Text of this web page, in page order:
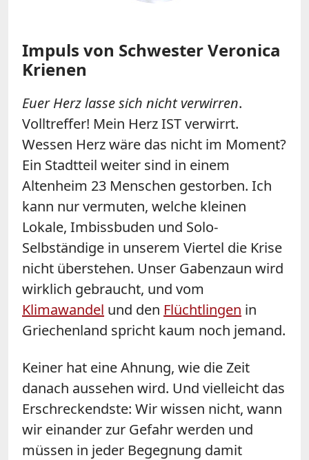
Impuls von Schwester Veronica
Krienen
Euer Herz lasse sich nicht verwirren.
Volltreffer! Mein Herz IST verwirrt.
Wessen Herz wäre das nicht im Moment?
Ein Stadtteil weiter sind in einem
Altenheim 23 Menschen gestorben. Ich
kann nur vermuten, welche kleinen
Lokale, Imbissbuden und Solo-
Selbständige in unserem Viertel die Krise
nicht überstehen. Unser Gabenzaun wird
wirklich gebraucht, und vom
Klimawandel und den Flüchtlingen in
Griechenland spricht kaum noch jemand.
Keiner hat eine Ahnung, wie die Zeit
danach aussehen wird. Und vielleicht das
Erschreckendste: Wir wissen nicht, wann
wir einander zur Gefahr werden und
müssen in jeder Begegnung damit